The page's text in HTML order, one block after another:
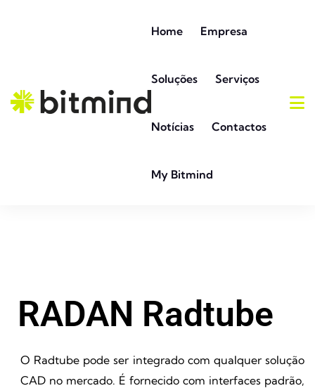
Home Empresa
Soluções Serviços
Notícias Contactos
My Bitmind
RADAN Radtube
O Radtube pode ser integrado com qualquer solução
CAD no mercado. É fornecido com interfaces padrão,